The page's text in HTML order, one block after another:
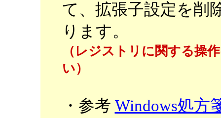
て、拡張子設定を削
ります。
（レジストリに関する操
い）
・参考 Windows処方